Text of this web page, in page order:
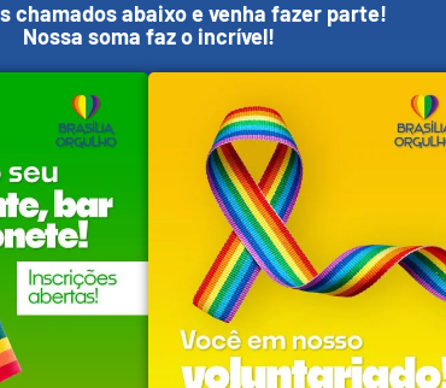
chamados abaixo e venha fazer parte!
Nossa soma faz o incrível!